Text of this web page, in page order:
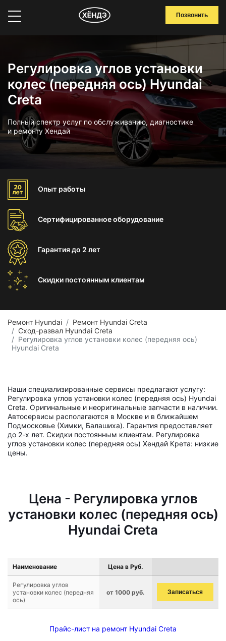
Позвонить
Регулировка углов установки
колес (передняя ось) Hyundai
Creta
Полный спектр услуг по обслуживанию, диагностике
и ремонту Хендай
Опыт работы
Сертифицированноеоборудование
Гарантиядо 2 лет
Скидки постоянным клиентам
Ремонт Hyundai
Ремонт Hyundai Creta
Сход-развал Hyundai Creta
Регулировка углов установки колес (передняя ось)
Hyundai Creta
Наши специализированные сервисы предлагают услугу:
Регулировка углов установки колес (передняя ось) Hyundai
Creta. Оригинальные и неоригинальные запчасти в наличии.
Автосервисы располагаются в Москве и в ближайшем
Подмосковье (Химки, Балашиха). Гарантия предоставляет
до 2-х лет. Скидки постоянным клиентам. Регулировка
углов установки колес (передняя ось) Хендай Крета: низкие
цены.
Цена - Регулировка углов
установки колес (передняя ось)
Hyundai Creta
Наименование Цена в Руб.
Регулировка углов
установки колес (передняя
ось)
от 1000 руб. Записаться
Прайс-лист на ремонт Hyundai Creta